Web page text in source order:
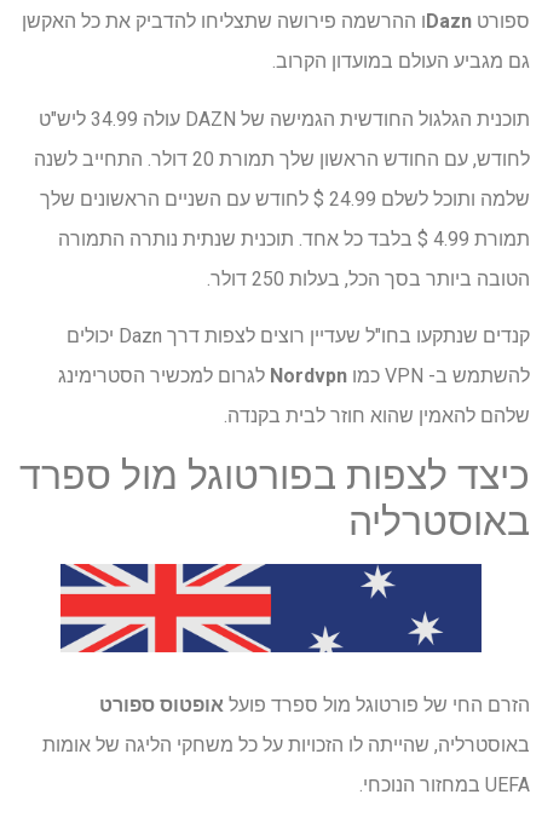
ספורט Dazn ו ההרשמה פירושה שתצליחו להדביק את כל האקשן
גם מגביע העולם במועדון הקרוב.
תוכנית הגלגול החודשית הגמישה של DAZN עולה 34.99 ליש"ט
לחודש, עם החודש הראשון שלך תמורת 20 דולר. התחייב לשנה
שלמה ותוכל לשלם 24.99 $ לחודש עם השניים הראשונים שלך
תמורת 4.99 $ בלבד כל אחד. תוכנית שנתית נותרה התמורה
הטובה ביותר בסך הכל, בעלות 250 דולר.
קנדים שנתקעו בחו"ל שעדיין רוצים לצפות דרך Dazn יכולים
להשתמש ב- VPN כמו
Nordvpn לגרום למכשיר הסטרימינג
שלהם להאמין שהוא חוזר לבית בקנדה.
כיצד לצפות בפורטוגל מול ספרד
באוסטרליה
הזרם החי של פורטוגל מול ספרד פועל אופטוס ספורט
באוסטרליה, שהייתה לו הזכויות על כל משחקי הליגה של אומות
UEFA במחזור הנוכחי.